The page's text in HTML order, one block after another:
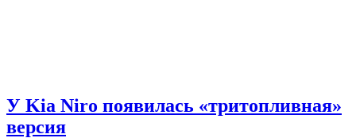
У Kia Niro появилась «тритопливная»
версия